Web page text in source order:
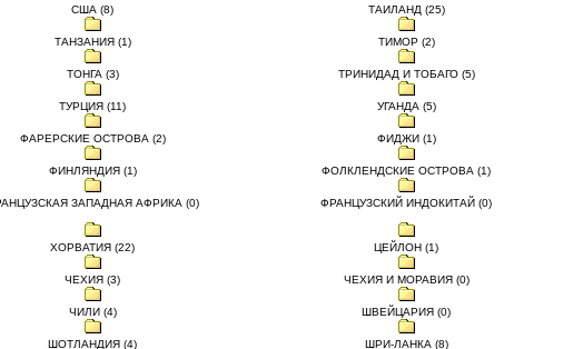
США (8) ТАИЛАНД (25)
ТАНЗАНИЯ (1) ТИМОР (2)
ТОНГА (3) ТРИНИДАД И ТОБАГО (5)
ТУРЦИЯ (11) УГАНДА (5)
ФАРЕРСКИЕ ОСТРОВА (2) ФИДЖИ (1)
ФИНЛЯНДИЯ (1) ФОЛКЛЕНДСКИЕ ОСТРОВА (1)
ЗАПАДНАЯ АФРИКА (0) ФРАНЦУЗСКИЙ ИНДОКИТАЙ (0)
ХОРВАТИЯ (22) ЦЕЙЛОН (1)
ЧЕХИЯ (3) ЧЕХИЯ И МОРАВИЯ (0)
ЧИЛИ (4) ШВЕЙЦАРИЯ (0)
ШОТЛАНДИЯ (4) ШРИ-ЛАНКА (8)